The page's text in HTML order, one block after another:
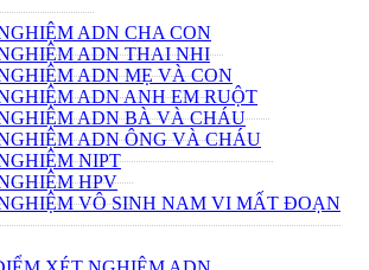
ADN CHA CON
ADN THAI NHI
ADN MẸ VÀ CON
ADN ANH EM RUỘT
ADN BÀ VÀ CHÁU
ADN ÔNG VÀ CHÁU
NIPT
HPV
VÔ SINH NAM VI MẤT ĐOẠN